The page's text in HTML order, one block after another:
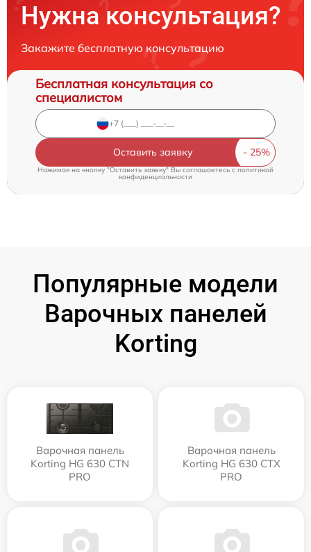
Нужна консультация?
Закажите бесплатную консультацию
Бесплатная консультация со
специалистом
Оставить заявку
Нажимая на кнопку "Оставить заявку" Вы соглашаетесь cполитикой
конфиденциальности
Популярные модели
Варочных панелей
Korting
Варочная панель
Korting HG 630 CTN
PRO
Варочная панель
Korting HG 630 CTX
PRO